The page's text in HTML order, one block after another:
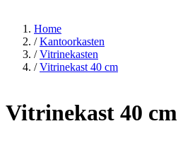
Home
/ Kantoorkasten
/ Vitrinekasten
/ Vitrinekast 40 cm
Vitrinekast 40 cm